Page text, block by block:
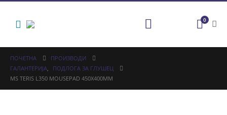
0
ПОЧЕТНА
ПРОИЗВОДИ
ГАЛАНТЕРИЈА,
ПОДЛОГА ЗА ГЛУШЕЦ
MS TERIS L350 MOUSEPAD 450X400MM